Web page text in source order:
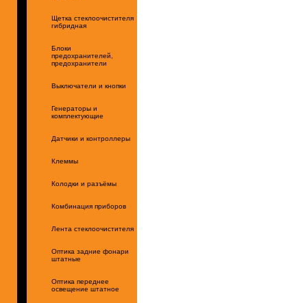
Щетка стеклоочистителя
гибридная
Блоки
предохранителей,
предохранители
Выключатели и кнопки
Генераторы и
комплектующие
Датчики и контроллеры
Клеммы
Колодки и разъёмы
Комбинация приборов
Лента стеклоочистителя
Оптика задние фонари
штатные
Оптика переднее
освещение штатное